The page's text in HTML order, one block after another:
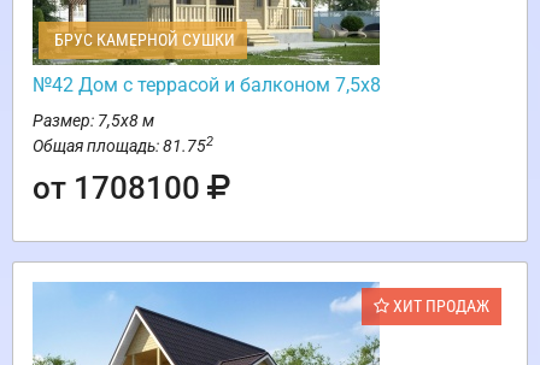
БРУС КАМЕРНОЙ СУШКИ
№42 Дом с террасой и балконом 7,5х8
Размер: 7,5х8 м
Общая площадь: 81.752
от 1708100
ХИТ ПРОДАЖ